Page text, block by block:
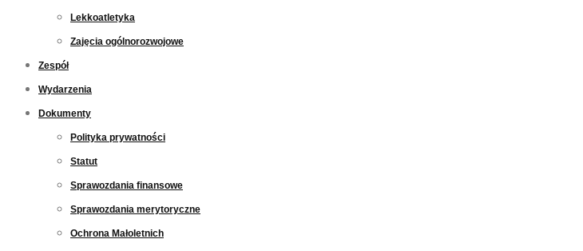
Lekkoatletyka
Zajęcia ogólnorozwojowe
Zespół
Wydarzenia
Dokumenty
Polityka prywatności
Statut
Sprawozdania finansowe
Sprawozdania merytoryczne
Ochrona Małoletnich